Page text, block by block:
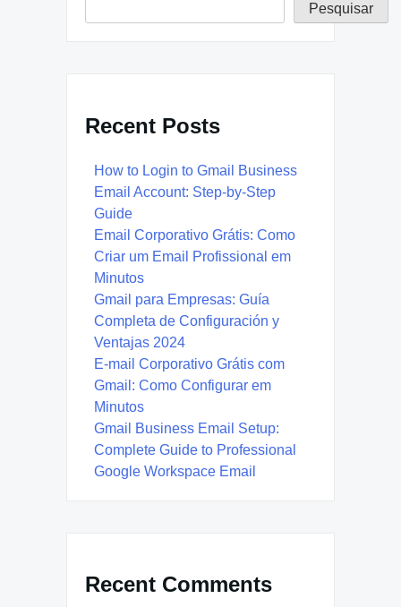
Pesquisar
Recent Posts
How to Login to Gmail Business
Email Account: Step-by-Step
Guide
Email Corporativo Grátis: Como
Criar um Email Profissional em
Minutos
Gmail para Empresas: Guía
Completa de Configuración y
Ventajas 2024
E-mail Corporativo Grátis com
Gmail: Como Configurar em
Minutos
Gmail Business Email Setup:
Complete Guide to Professional
Google Workspace Email
Recent Comments